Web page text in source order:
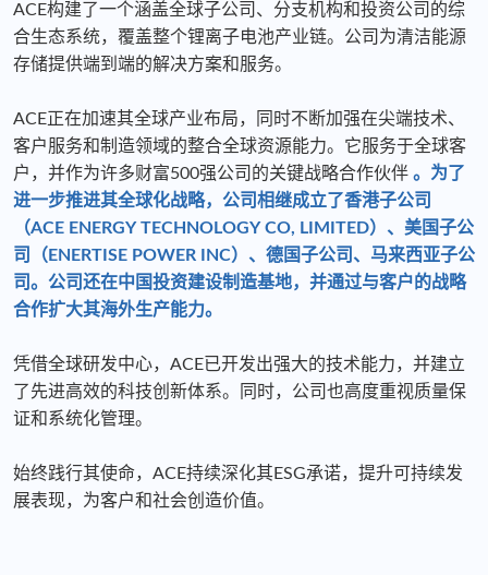
ACE构建了一个涵盖全球子公司、分支机构和投资公司的综
合生态系统，覆盖整个锂离子电池产业链。公司为清洁能源
存储提供端到端的解决方案和服务。
ACE正在加速其全球产业布局，同时不断加强在尖端技术、
客户服务和制造领域的整合全球资源能力。它服务于全球客
户，并作为许多财富500强公司的关键战略合作伙伴 。为了
进一步推进其全球化战略，公司相继成立了香港子公司
（ACE ENERGY TECHNOLOGY CO, LIMITED）、美国子公
司（ENERTISE POWER INC）、德国子公司、马来西亚子公
司。公司还在中国投资建设制造基地，并通过与客户的战略
合作扩大其海外生产能力。
凭借全球研发中心，ACE已开发出强大的技术能力，并建立
了先进高效的科技创新体系。同时，公司也高度重视质量保
证和系统化管理。
始终践行其使命，ACE持续深化其ESG承诺，提升可持续发
展表现，为客户和社会创造价值。